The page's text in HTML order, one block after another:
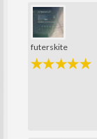
futerskite